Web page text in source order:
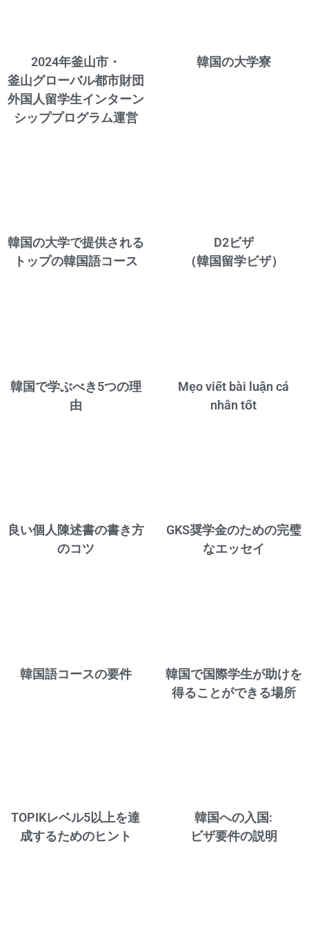
2024年釜山市・
釜山グローバル都市財団
外国人留学生インターン
シッププログラム運営
韓国の大学寮
韓国の大学で提供される
トップの韓国語コース
D2ビザ
（韓国留学ビザ）
韓国で学ぶべき5つの理
由
Mẹo viết bài luận cá
nhân tốt
良い個人陳述書の書き方
のコツ
GKS奨学金のための完璧
なエッセイ
韓国語コースの要件
韓国で国際学生が助けを
得ることができる場所
TOPIKレベル5以上を達
成するためのヒント
韓国への入国:
ビザ要件の説明